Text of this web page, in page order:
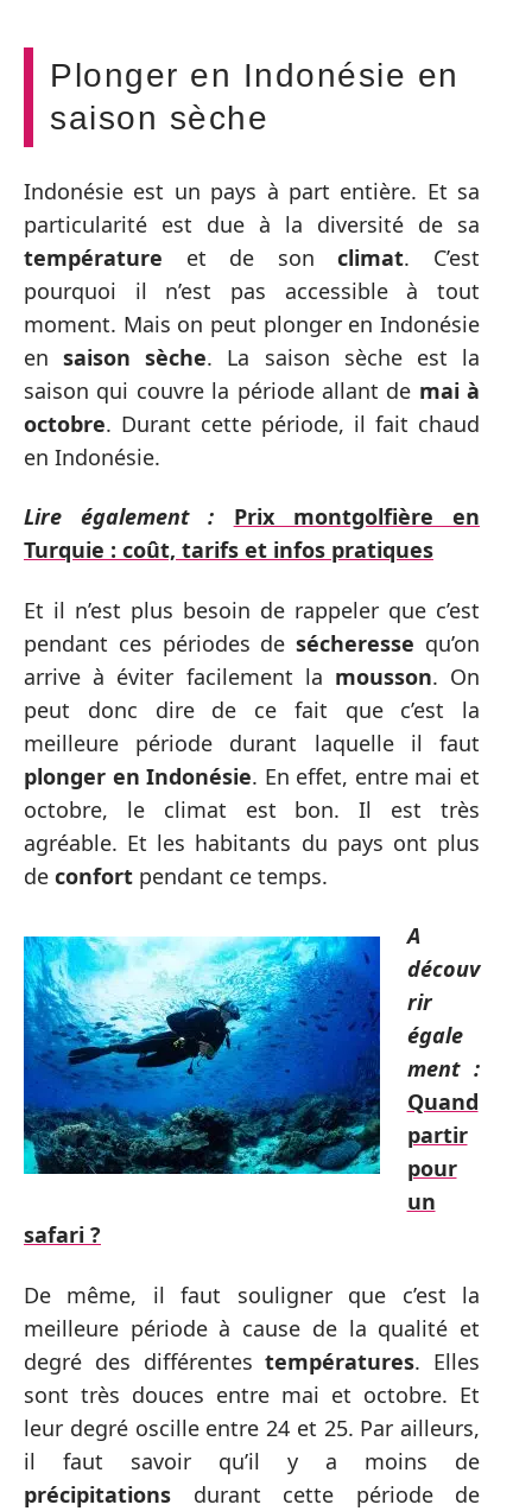
Plonger en Indonésie en
saison sèche
Indonésie est un pays à part entière. Et sa
particularité est due à la diversité de sa
température et de sonclimat. C’est
pourquoi il n’est pas accessible à tout
moment. Mais on peut plonger en Indonésie
ensaison sèche. La saison sèche est la
saison qui couvre la période allant de mai à
octobre. Durant cette période, il fait chaud
en Indonésie.
Lire également :
Prix montgolfière en
Turquie : coût, tarifs et infos pratiques
Et il n’est plus besoin de rappeler que c’est
pendant ces périodes desécheresse qu’on
arrive à éviter facilement la mousson. On
peut donc dire de ce fait que c’est la
meilleure période durant laquelle il faut
plonger en Indonésie. En effet, entre mai et
octobre, le climat est bon. Il est très
agréable. Et les habitants du pays ont plus
de confort pendant ce temps.
A
découv
rir
égale
ment :
Quand
partir
pour
un
safari ?
De même, il faut souligner que c’est la
meilleure période à cause de la qualité et
degré des différentestempératures. Elles
sont très douces entre mai et octobre. Et
leur degré oscille entre 24 et 25. Par ailleurs,
il faut savoir qu’il y a moins de
précipitations durant cette période de